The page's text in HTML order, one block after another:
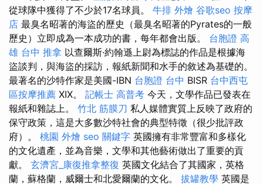
從球隊中獲得了不少於17名球員。 牛排 外燴 谷歌seo 按摩
店 最臭名昭著的海盜的歷史（最臭名昭著的Pyrates的一般
歷史）立即成為一本成功的書，每年都會出版。 台胞證 高
雄 台中 推拿 以查爾斯·約翰遜上尉為標誌的作品是根據海
盜談判，與海盜的採訪，報紙新聞和水手的敘述為基礎的。
最著名的沙特作家是美國-IBN 台胞證 台中 BISR 台中西屯
區按摩推薦 XIX。 記帳士 高普考 今天，文學作品已發表在
報紙和雜誌上。 竹北 筋膜刀 私人媒體實質上反映了政府的
保守政策，這是大多數沙特社會的典型特徵（很少批評政
府）。 桃園 外燴 seo 關鍵字 英國擁有非常豐富和多樣化
的文化遺產，並為音樂，文學和其他藝術做出了重要的貢
獻。 玄濟宮_康復推拿整復 英國文化結合了其國家，英格
蘭，蘇格蘭，威爾士和北愛爾蘭的文化。 拔罐教學 英國是